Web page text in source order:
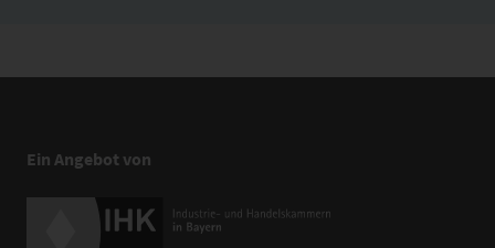
Ein Angebot von